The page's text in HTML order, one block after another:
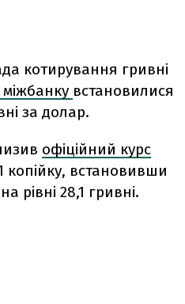
котирування гривні
міжбанку встановилися
за долар.
офіційний курс
копійку, встановивши
рівні 28,1 гривні.